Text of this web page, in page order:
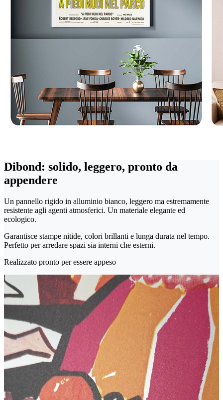
Dibond: solido, leggero, pronto da
appendere
Un pannello rigido in alluminio bianco, leggero ma estremamente
resistente agli agenti atmosferici. Un materiale elegante ed
ecologico.
Garantisce stampe nitide, colori brillanti e lunga durata nel tempo.
Perfetto per arredare spazi sia interni che esterni.
Realizzato pronto per essere appeso